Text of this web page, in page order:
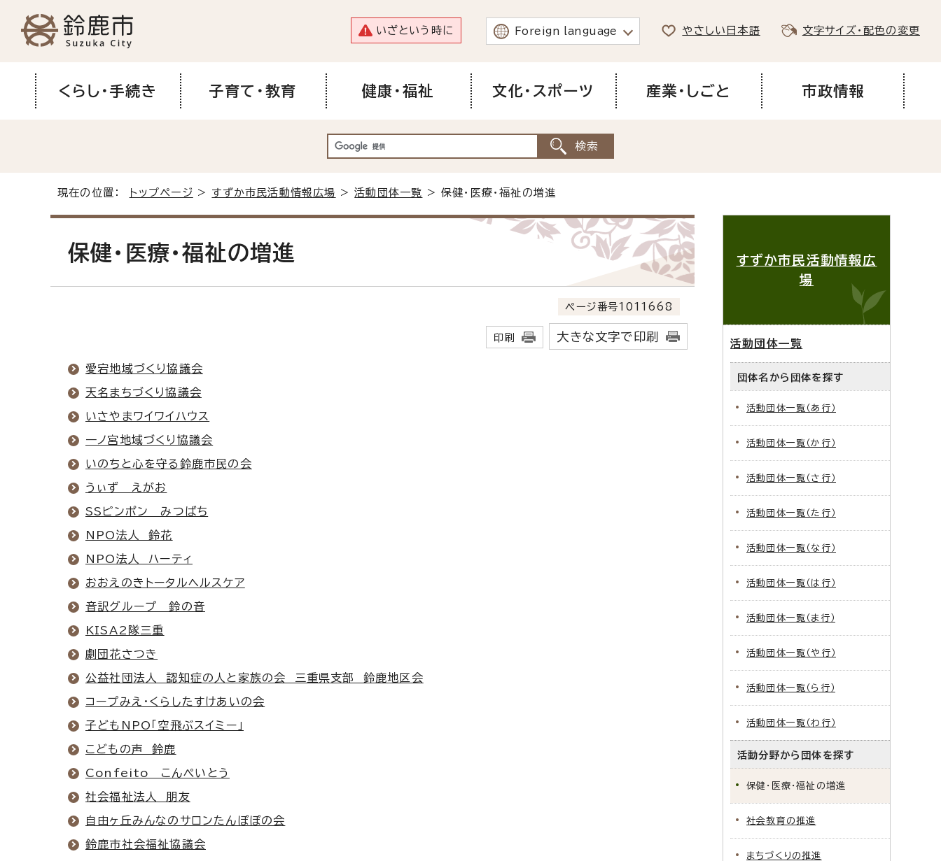
いざという時に Foreign language やさしい日本語 文字サイズ・配色の変更
くらし・手続き 子育て・教育 健康・福祉 文化・スポーツ 産業・しごと 市政情報
現在の位置： トップページ > すずか市民活動情報広場 >活動団体一覧 > 保健・医療・福祉の増進
保健・医療・福祉の増進
ページ番号1011668
印刷 大きな文字で印刷
愛宕地域づくり協議会
天名まちづくり協議会
いさやまワイワイハウス
一ノ宮地域づくり協議会
いのちと心を守る鈴鹿市民の会
うぃず えがお
SSピンポン みつばち
NPO法人 鈴花
NPO法人 ハーティ
おおえのきトータルヘルスケア
音訳グループ 鈴の音
KISA2隊三重
劇団花さつき
公益社団法人 認知症の人と家族の会 三重県支部 鈴鹿地区会
コープみえ・くらしたすけあいの会
子どもNPO「空飛ぶスイミー」
こどもの声 鈴鹿
Confeito こんぺいとう
社会福祉法人 朋友
自由ヶ丘みんなのサロンたんぽぽの会
鈴鹿市社会福祉協議会
すずか市民活動情報広
場
活動団体一覧
団体名から団体を探す
活動団体一覧（あ行）
活動団体一覧（か行）
活動団体一覧（さ行）
活動団体一覧（た行）
活動団体一覧（な行）
活動団体一覧（は行）
活動団体一覧（ま行）
活動団体一覧（や行）
活動団体一覧（ら行）
活動団体一覧（わ行）
活動分野から団体を探す
保健・医療・福祉の増進
社会教育の推進
まちづくりの推進